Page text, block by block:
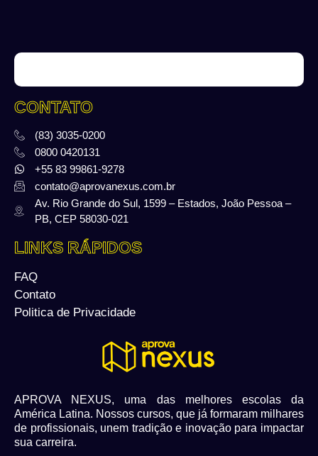
CONTATO
(83) 3035-0200
0800 0420131
+55 83 99861-9278
contato@aprovanexus.com.br
Av. Rio Grande do Sul, 1599 – Estados, João Pessoa –
PB, CEP 58030-021
LINKS RÁPIDOS
FAQ
Contato
Politica de Privacidade
APROVA NEXUS, uma das melhores escolas da
América Latina. Nossos cursos, que já formaram milhares
de profissionais, unem tradição e inovação para impactar
sua carreira.